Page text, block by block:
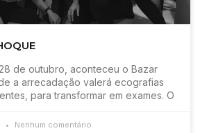
de outubro, aconteceu o Bazar
a arrecadação valerá ecografias
para transformar em exames. O
Nenhum comentário